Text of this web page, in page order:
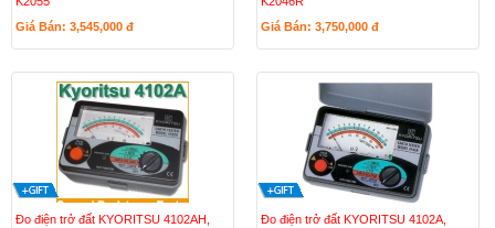
Giá Bán: 3,545,000 đ
Giá Bán: 3,750,000 đ
Đo điện trở đất KYORITSU 4102AH,
Đo điện trở đất KYORITSU 4102A,